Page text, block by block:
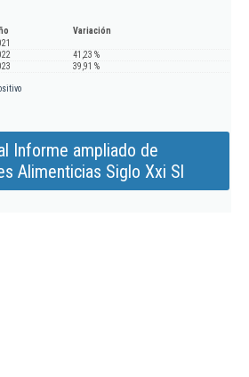
Variación
41,23 %
39,91 %
Informe ampliado de
Alimenticias Siglo Xxi Sl